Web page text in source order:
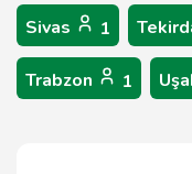
Sivas 1
Trabzon 1